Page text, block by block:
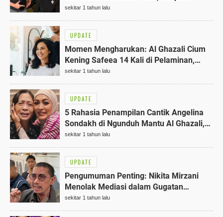
Kehadiran Maia Estianty
sekitar 1 tahun lalu
UPDATE
Momen Mengharukan: Al Ghazali Cium
Kening Safeea 14 Kali di Pelaminan,
Bukti Kasih Sayang Kakak Terbaik
sekitar 1 tahun lalu
UPDATE
5 Rahasia Penampilan Cantik Angelina
Sondakh di Ngunduh Mantu Al Ghazali,
Elegan dengan Gamis Hitam
sekitar 1 tahun lalu
UPDATE
Pengumuman Penting: Nikita Mirzani
Menolak Mediasi dalam Gugatan
Wanprestasi Rp100 Miliar
sekitar 1 tahun lalu